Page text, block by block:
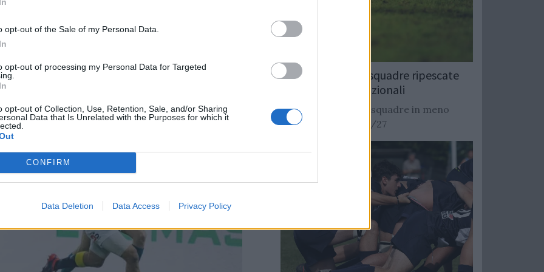
opt-out of the Sale of my Personal Data.
opt-out of processing my Personal Data for Targeted
opt-out of Collection, Use, Retention, Sale, and/or Sharing
Data that Is Unrelated with the Purposes for which it
CONFIRM
Data Deletion Data Access Privacy Policy
il pallone nell'angolo. Un vero e proprio
italiano, che ha aperto la strada alla
alle Zebre dentro e fuori dal campo».
Rugby: Record di squadre ripescate
nei campionati nazionali
Si stimano oltre 20 squadre in meno
dalla stagione 2026/27